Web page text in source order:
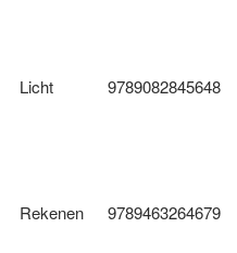
Licht
9789082845648
Rekenen
9789463264679